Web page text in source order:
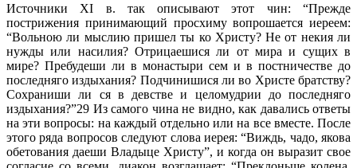
Источники XI в. так описывают этот чин: “Прежде
пострижения принимающий просхиму вопрошается иереем:
“Вольною ли мыслию пришел ты ко Христу? Не от некия ли
нужды или насилия? Отрицаешися ли от мира и сущих в
мире? Пребудеши ли в монастыри сем и в постничестве до
последняго издыхания? Подчинишися ли во Христе братству?
Сохраниши ли ся в девстве и целомудрии до последняго
издыхания?”29 Из самого чина не видно, как давались ответы
на эти вопросы: на каждый отдельно или на все вместе. После
этого ряда вопросов следуют слова иерея: “Виждь, чадо, якова
обетования даеши Владыце Христу”, и когда он выразит свое